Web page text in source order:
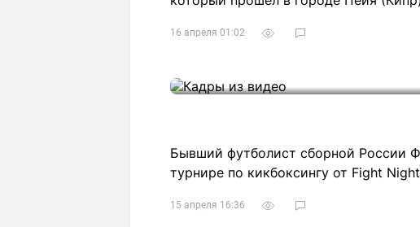
16 апреля 01:02
Бывший футболист сборной России
турнире по кикбоксингу от Fight
15 апреля 16:36